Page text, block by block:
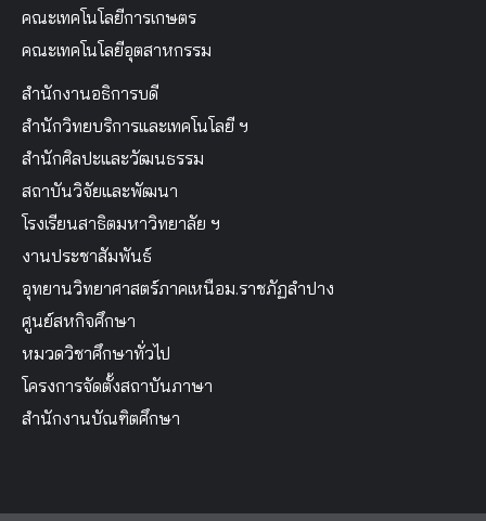
คณะเทคโนโลยีการเกษตร
คณะเทคโนโลยีอุตสาหกรรม
สำนักงานอธิการบดี
สำนักวิทยบริการและเทคโนโลยี ฯ
สำนักศิลปะและวัฒนธรรม
สถาบันวิจัยและพัฒนา
โรงเรียนสาธิตมหาวิทยาลัย ฯ
งานประชาสัมพันธ์
อุทยานวิทยาศาสตร์ภาคเหนือม.ราชภัฏลำปาง
ศูนย์สหกิจศึกษา
หมวดวิชาศึกษาทั่วไป
โครงการจัดตั้งสถาบันภาษา
สำนักงานบัณฑิตศึกษา